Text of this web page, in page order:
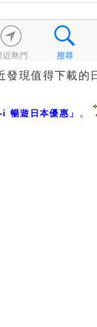
發現值得下載
暢遊日本優惠」 。